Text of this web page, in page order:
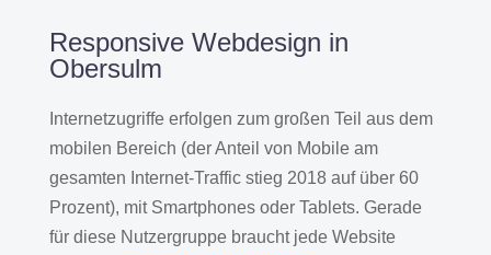
Responsive Webdesign in
Obersulm
Internetzugriffe erfolgen zum großen Teil aus dem
mobilen Bereich (der Anteil von Mobile am
gesamten Internet-Traffic stieg 2018 auf über 60
Prozent), mit Smartphones oder Tablets. Gerade
für diese Nutzergruppe braucht jede Website